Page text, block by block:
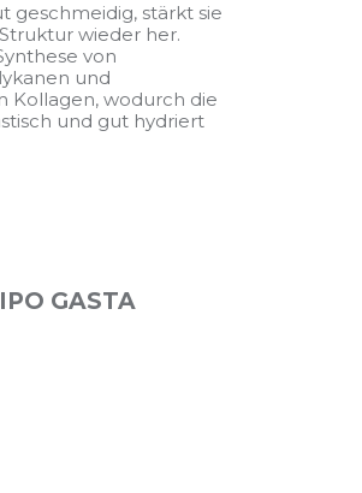
geschmeidig, stärkt sie
wieder her.
von
und
Kollagen, wodurch die
und gut hydriert
GASTA